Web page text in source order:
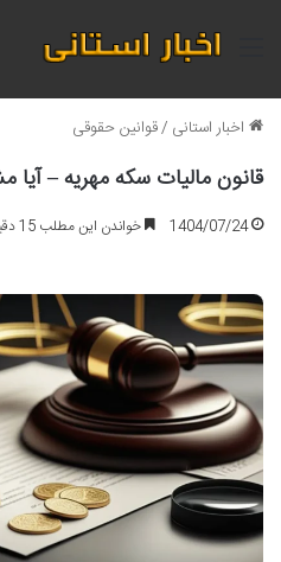
منو
اخبار استانی /قوانین حقوقی
قانون مالیات سکه مهریه –
1404/07/24 خواندن این مطلب 15 دقیقه زمان میبرد